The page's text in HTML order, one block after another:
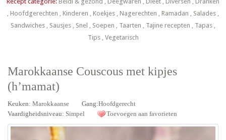
, Hoofdgerechten , Kinderen , Koekjes , Nagerechten , Ramadan , Salades ,
Sandwiches , Sausjes , Snel , Soepen , Taarten , Tajine recepten , Tapas ,
Tips, Vegetarisch
Marokkaanse Couscous met kipjes
(h’mamat)
Keuken:Marokkaanse Gang:Hoofdgerecht
Vaardigheidsniveau: Simpel Toevoegen aan favorieten